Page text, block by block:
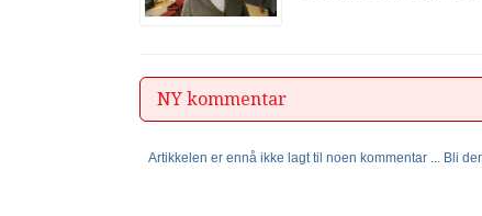
NY kommentar
Artikkelen er ennå ikke lagt til noen kommentar ... Bli